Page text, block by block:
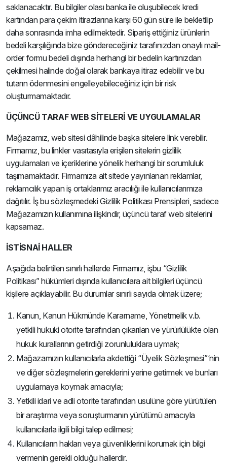
saklanacaktır. Bu bilgiler olası banka ile oluşubilecek kredi
kartından para çekim itirazlarına karşı 60 gün süre ile bekletilip
daha sonrasında imha edilmektedir. Sipariş ettiğiniz ürünlerin
bedeli karşılığında bize göndereceğiniz tarafınızdan onaylı mail-
order formu bedeli dışında herhangi bir bedelin kartınızdan
çekilmesi halinde doğal olarak bankaya itiraz edebilir ve bu
tutarın ödenmesini engelleyebileceğiniz için bir risk
oluşturmamaktadır.
ÜÇÜNCÜ TARAF WEB SİTELERİ VE UYGULAMALAR
Mağazamız, web sitesi dâhilinde başka sitelere link verebilir.
Firmamız, bu linkler vasıtasıyla erişilen sitelerin gizlilik
uygulamaları ve içeriklerine yönelik herhangi bir sorumluluk
taşımamaktadır. Firmamıza ait sitede yayınlanan reklamlar,
reklamcılık yapan iş ortaklarımız aracılığı ile kullanıcılarımıza
dağıtılır. İş bu sözleşmedeki Gizlilik Politikası Prensipleri, sadece
Mağazamızın kullanımına ilişkindir, üçüncü taraf web sitelerini
kapsamaz.
İSTİSNAİ HALLER
Aşağıda belirtilen sınırlı hallerde Firmamız, işbu “Gizlilik
Politikası” hükümleri dışında kullanıcılara ait bilgileri üçüncü
kişilere açıklayabilir. Bu durumlar sınırlı sayıda olmak üzere;
Kanun, Kanun Hükmünde Kararname, Yönetmelik v.b.
yetkili hukuki otorite tarafından çıkarılan ve yürürlülükte olan
hukuk kurallarının getirdiği zorunluluklara uymak;
Mağazamızın kullanıcılarla akdettiği “Üyelik Sözleşmesi”‘nin
ve diğer sözleşmelerin gereklerini yerine getirmek ve bunları
uygulamaya koymak amacıyla;
Yetkili idari ve adli otorite tarafından usulüne göre yürütülen
bir araştırma veya soruşturmanın yürütümü amacıyla
kullanıcılarla ilgili bilgi talep edilmesi;
Kullanıcıların hakları veya güvenliklerini korumak için bilgi
vermenin gerekli olduğu hallerdir.